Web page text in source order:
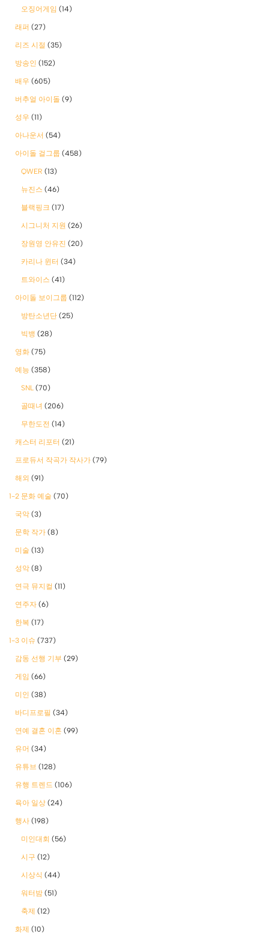
오징어게임 (14)
래퍼 (27)
리즈 시절 (35)
방송인 (152)
배우 (605)
버추얼 아이돌 (9)
성우 (11)
아나운서 (54)
아이돌 걸그룹 (458)
QWER (13)
뉴진스 (46)
블랙핑크 (17)
시그니처 지원 (26)
장원영 안유진 (20)
카리나 윈터 (34)
트와이스 (41)
아이돌 보이그룹 (112)
방탄소년단 (25)
빅뱅 (28)
영화 (75)
예능 (358)
SNL (70)
골때녀 (206)
무한도전 (14)
캐스터 리포터 (21)
프로듀서 작곡가 작사가 (79)
해외 (91)
1-2 문화 예술 (70)
국악 (3)
문학 작가 (8)
미술 (13)
성악 (8)
연극 뮤지컬 (11)
연주자 (6)
한복 (17)
1-3 이슈 (737)
감동 선행 기부 (29)
게임 (66)
미인 (38)
바디프로필 (34)
연예 결혼 이혼 (99)
유머 (34)
유튜브 (128)
유행 트렌드 (106)
육아 일상 (24)
행사 (198)
미인대회 (56)
시구 (12)
시상식 (44)
워터밤 (51)
축제 (12)
화제 (10)